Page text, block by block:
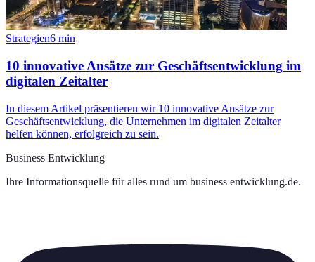
Strategien6 min
10 innovative Ansätze zur Geschäftsentwicklung im
digitalen Zeitalter
In diesem Artikel präsentieren wir 10 innovative Ansätze zur
Geschäftsentwicklung, die Unternehmen im digitalen Zeitalter
helfen können, erfolgreich zu sein.
Business Entwicklung
Ihre Informationsquelle für alles rund um business entwicklung.de.